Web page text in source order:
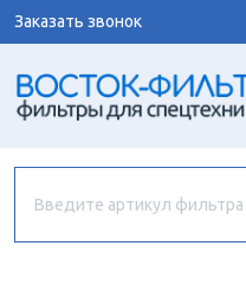
Заказать звонок